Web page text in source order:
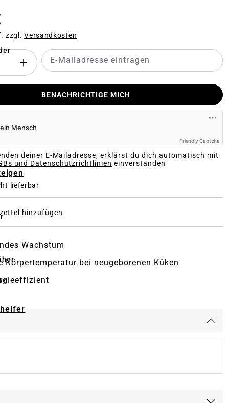
zzgl.Versandkosten
BENACHRICHTIGE MICH
Friendly Captcha
deiner E-Mailadresse, erklärst du dich automatisch mit
und Datenschutzrichtlinien einverstanden
lieferbar
hinzufügen
Wachstum
Körpertemperatur bei neugeborenen Küken